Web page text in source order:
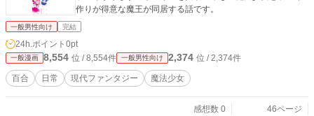
作りが得意な魔王が同居する話です。
一般男性向け 完結
24h.ポイント 0pt
一般漫画 8,554 位 / 8,554件 一般男性向け 2,374 位 / 2,374件
百合 日常 現代ファンタジー 魔法少女
感想数 0
46ページ